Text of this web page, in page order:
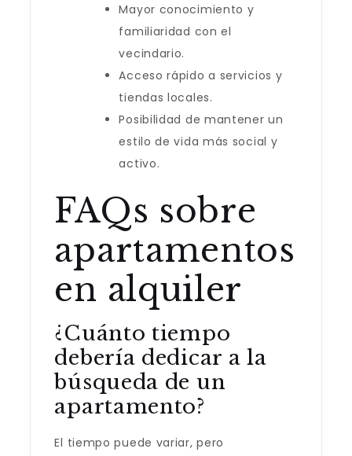
Mayor conocimiento y
familiaridad con el
vecindario.
Acceso rápido a servicios y
tiendas locales.
Posibilidad de mantener un
estilo de vida más social y
activo.
FAQs sobre
apartamentos
en alquiler
¿Cuánto tiempo
debería dedicar a la
búsqueda de un
apartamento?
El tiempo puede variar, pero